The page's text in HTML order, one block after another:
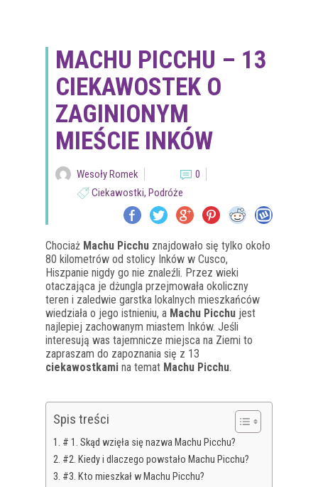
MACHU PICCHU – 13
CIEKAWOSTEK O
ZAGINIONYM
MIEŚCIE INKÓW
Wesoły Romek
0
Ciekawostki, Podróże
Chociaż Machu Picchu znajdowało się tylko około
80 kilometrów od stolicy Inków w Cusco,
Hiszpanie nigdy go nie znaleźli. Przez wieki
otaczająca je dżungla przejmowała okoliczny
teren i zaledwie garstka lokalnych mieszkańców
wiedziała o jego istnieniu, a Machu Picchu jest
najlepiej zachowanym miastem Inków. Jeśli
interesują was tajemnicze miejsca na Ziemi to
zapraszam do zapoznania się z 13
ciekawostkami na temat Machu Picchu.
Spis treści
# 1. Skąd wzięła się nazwa Machu Picchu?
#2. Kiedy i dlaczego powstało Machu Picchu?
#3. Kto mieszkał w Machu Picchu?